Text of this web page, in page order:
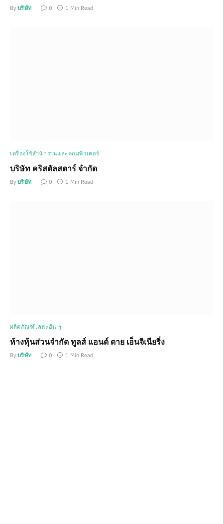
By บริษัท 0 1 Min Read
เครื่องใช้สำนักงานและคอมพิวเตอร์
บริษัท คริสตัลสตาร์ จำกัด
By บริษัท 0 1 Min Read
ผลิตภัณฑ์โลหะอื่น ๆ
ห้างหุ้นส่วนจำกัด ทูลส์ แอนด์ ดาย เอ็นจิเนียริ่ง
By บริษัท 0 1 Min Read